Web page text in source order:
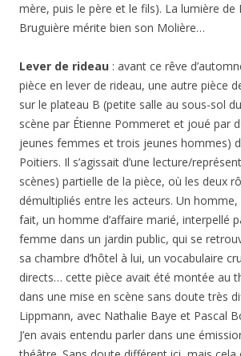
mère, puis le père et le fils). La lumière de
Bruguière mérite bien son Molière…
Lever de rideau : avant ce rêve
pièce en lever de rideau, une autre pièce
sur le plateau B (petite salle au sous-sol
scène par Étienne Pommeret et joué par
jeunes femmes et trois jeunes hommes)
Poitiers. Il s’agissait d’une lecture/
scènes) partielle de la pièce, où les deux
démultipliés entre les acteurs. Un
fait, un homme d’affaire marié, interpellé
femme dans un jardin public, qui se
sa chambre d’hôtel à lui, un vocabulaire
directs… cette pièce avait été montée au
dans une mise en scène sans doute très
Lippmann, avec Nathalie Baye et Pascal
J’en avais entendu parler dans une